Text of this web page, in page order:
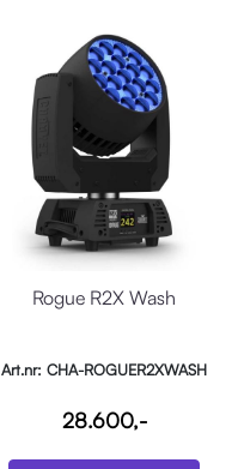
Rogue R2X Wash
Art.nr: CHA-ROGUER2XWASH
28.600,-